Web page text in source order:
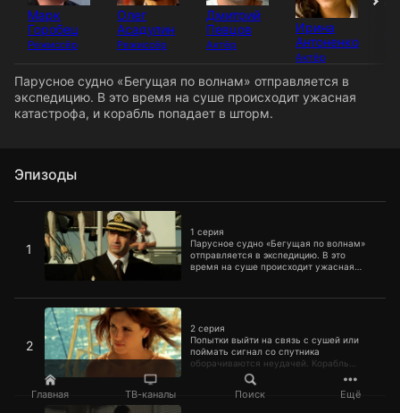
Главная ТВ-каналы Поиск Ещё
Марк
Горобец
Режиссёр
Олег
Асадулин
Режиссёр
Дмитрий
Певцов
Актёр
Ирина
Антоненко
Актёр
Парусное судно «Бегущая по волнам» отправляется в
экспедицию. В это время на суше происходит ужасная
катастрофа, и корабль попадает в шторм.
Эпизоды
1
1 серия
Парусное судно «Бегущая по волнам»
отправляется в экспедицию. В это
время на суше происходит ужасная
1 серия
2
2 серия
Попытки выйти на связь с сушей или
поймать сигнал со спутника
оборачиваются неудачей. Корабль
отрезан от мира и дезориентирован.
2 серия
3 серия